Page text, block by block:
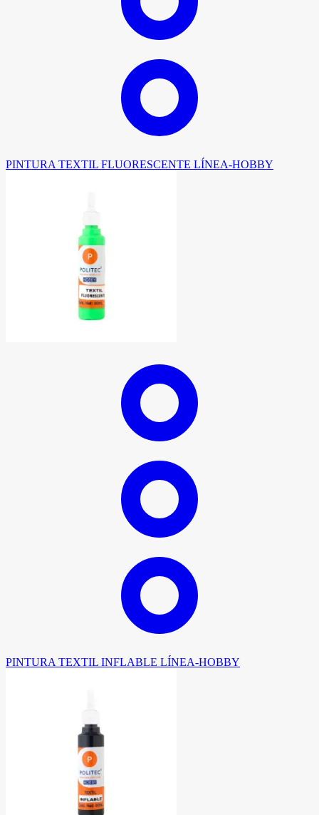
PINTURA TEXTIL FLUORESCENTE LÍNEA-HOBBY
PINTURA TEXTIL INFLABLE LÍNEA-HOBBY